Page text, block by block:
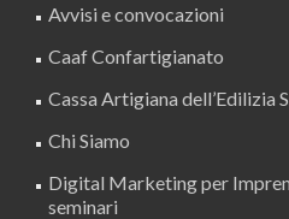
Avvisi e convocazioni
Caaf Confartigianato
Cassa Artigiana dell’Edilizia
Chi Siamo
Digital Marketing per
seminari